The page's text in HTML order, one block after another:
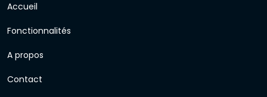
Accueil
Fonctionnalités
A propos
Contact